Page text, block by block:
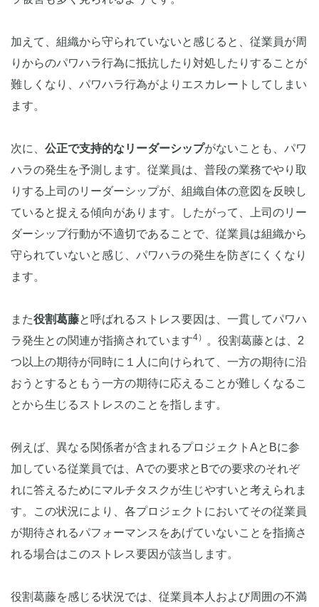
加えて、組織から守られていないと感じると、従業員が周
りからのパワハラ行為に抵抗したり対処したりすることが
難しくなり、パワハラ行為がよりエスカレートしてしまい
ます。
次に、 公正で支持的なリーダーシップがないことも、パワ
ハラの発生を予測します。従業員は、普段の業務でやり取
りする上司のリーダーシップが、組織自体の意図を反映し
ていると捉える傾向があります。したがって、上司のリー
ダーシップ行動が不適切であることで、従業員は組織から
守られていないと感じ、パワハラの発生を防ぎにくくなり
ます。
また役割葛藤と呼ばれるストレス要因は、一貫してパワハ
ラ発生との関連が指摘されています4）
。役割葛藤とは、2
つ以上の期待が同時に１人に向けられて、一方の期待に沿
おうとするともう一方の期待に応えることが難しくなるこ
とから生じるストレスのことを指します。
例えば、異なる関係者が含まれるプロジェクトAとBに参
加している従業員では、Aでの要求とBでの要求のそれぞ
れに答えるためにマルチタスクが生じやすいと考えられま
す。この状況により、各プロジェクトにおいてその従業員
が期待されるパフォーマンスをあげていないことを指摘さ
れる場合はこのストレス要因が該当します。
役割葛藤を感じる状況では、従業員本人および周囲の不満